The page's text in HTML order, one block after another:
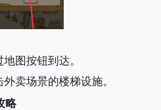
图按钮到达。
卖场景的楼梯设施。
略